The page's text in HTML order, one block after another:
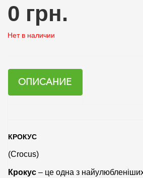
0 грн.
Нет в наличии
ОПИСАНИЕ
КРОКУС
(Crocus)
Крокус – це одна з